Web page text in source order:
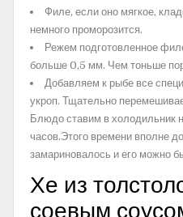
Филе, если оно мягкое,
немного проморозится.
Режем подготовленное
больше 0,5 мм. Чем тоньше
Добавляем к рыбе все
укроп. Тщательно
Блюдо ставим в холодильник
часов.Этого времени вполне
замариновалось и его можно
Хе из
соевым